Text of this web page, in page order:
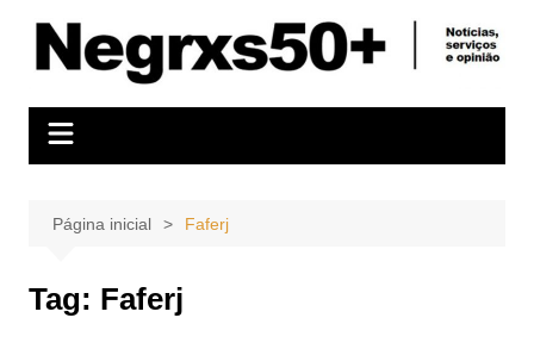
conteúdo
Página inicial Faferj
Tag: Faferj